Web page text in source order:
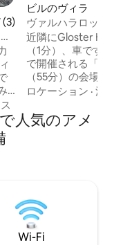
ー3件、5つ星中4.67つ
(3)
ビルのヴィラ
ヴァルハラロッジ
なカントリーハウ
近隣にGloster
（1分）、車です
で開催される「ラ
（55分）の会場
Lodge（Gloster
届いた庭園、そ
えた豪華な一戸建
Cloughjordan
城、15分 *カウン
ル、10分
ロケーション ·清
人気のアメ
Wi-Fi